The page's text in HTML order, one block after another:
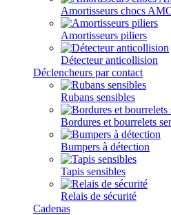
Amortisseurs chocs
Amortisseurs piliers
Détecteur anticollision
Déclencheurs par contact
Rubans sensibles
Bordures et bourrelets
Bumpers à détection
Tapis sensibles
Relais de sécurité
Cadenas